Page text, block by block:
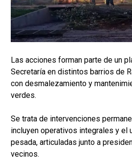
Las acciones forman parte de un
Secretaría en distintos barrios de
con desmalezamiento y
verdes.
Se trata de intervenciones
incluyen operativos integrales y el
pesada, articuladas junto a
vecinos.